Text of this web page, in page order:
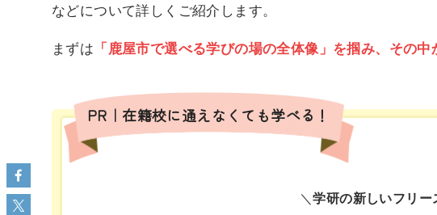
などについて詳しくご紹介します。
まずは 「鹿屋市で選べる学びの場の全体像」を掴み、その
PR｜在籍校に通えなくても学べる！
＼学研の新しいフリー